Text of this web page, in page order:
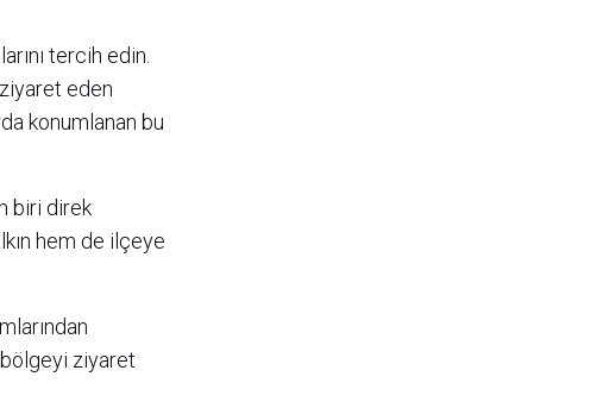
tercih edin.
eden
konumlanan bu
biri direk
hem de ilçeye
bölgeyi ziyaret